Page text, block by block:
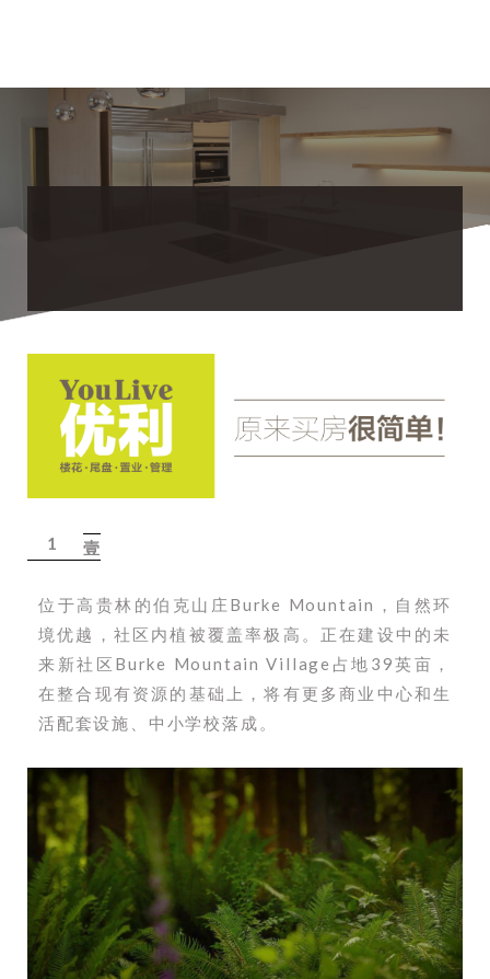
1 壹
位于高贵林的伯克山庄Burke Mountain，自然环
境优越，社区内植被覆盖率极高。正在建设中的未
来新社区Burke Mountain Village占地39英亩，
在整合现有资源的基础上，将有更多商业中心和生
活配套设施、中小学校落成。